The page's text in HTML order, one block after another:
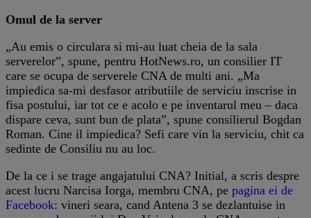
Omul de la server
„Au emis o circulara si mi-au luat cheia de la sala
serverelor”, spune, pentru HotNews.ro, un consilier IT
care se ocupa de serverele CNA de multi ani. „Ma
impiedica sa-mi desfasor atributiile de serviciu inscrise in
fisa postului, iar tot ce e acolo e pe inventarul meu – daca
dispare ceva, sunt bun de plata”, spune consilierul Bogdan
Roman. Cine il impiedica? Sefi care vin la serviciu, chit ca
sedinte de Consiliu nu au loc.
De la ce i se trage angajatului CNA? Initial, a scris despre
acest lucru Narcisa Iorga, membru CNA, pe pagina ei de
Facebook: vineri seara, cand Antena 3 se dezlantuise in